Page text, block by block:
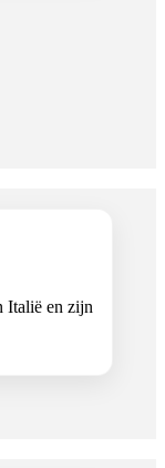
Italië en zijn